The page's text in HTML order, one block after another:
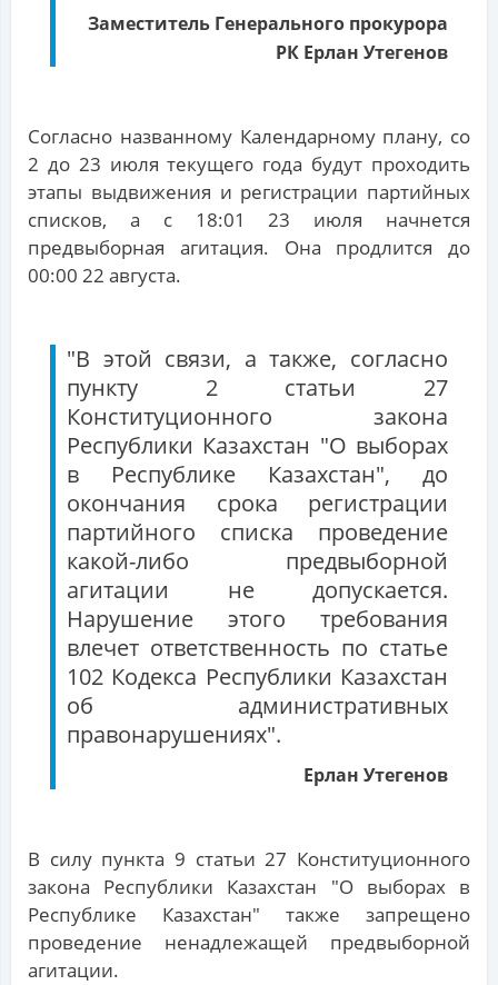
Заместитель Генерального прокурора
РК Ерлан Утегенов
Согласно названному Календарному плану, со
2 до 23 июля текущего года будут проходить
этапы выдвижения и регистрации партийных
списков, а с 18:01 23 июля начнется
предвыборная агитация. Она продлится до
00:00 22 августа.
"В этой связи, а также, согласно
пункту 2 статьи 27
Конституционного закона
Республики Казахстан "О выборах
в Республике Казахстан", до
окончания срока регистрации
партийного списка проведение
какой-либо предвыборной
агитации не допускается.
Нарушение этого требования
влечет ответственность по статье
102 Кодекса Республики Казахстан
об административных
правонарушениях".
Ерлан Утегенов
В силу пункта 9 статьи 27 Конституционного
закона Республики Казахстан "О выборах в
Республике Казахстан" также запрещено
проведение ненадлежащей предвыборной
агитации.